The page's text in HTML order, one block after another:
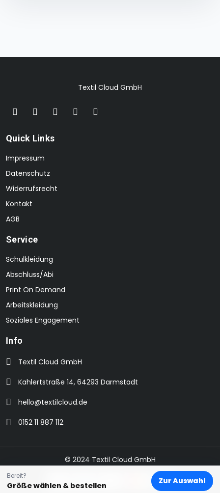
Bereit?
Größe wählen & bestellen Zur Auswahl
Textil Cloud GmbH
Quick Links
Impressum
Datenschutz
Widerrufsrecht
Kontakt
AGB
Service
Schulkleidung
Abschluss/Abi
Print On Demand
Arbeitskleidung
Soziales Engagement
Info
Textil Cloud GmbH
Kahlertstraße 14, 64293 Darmstadt
hello@textilcloud.de
0152 11 887 112
© 2024 Textil Cloud GmbH